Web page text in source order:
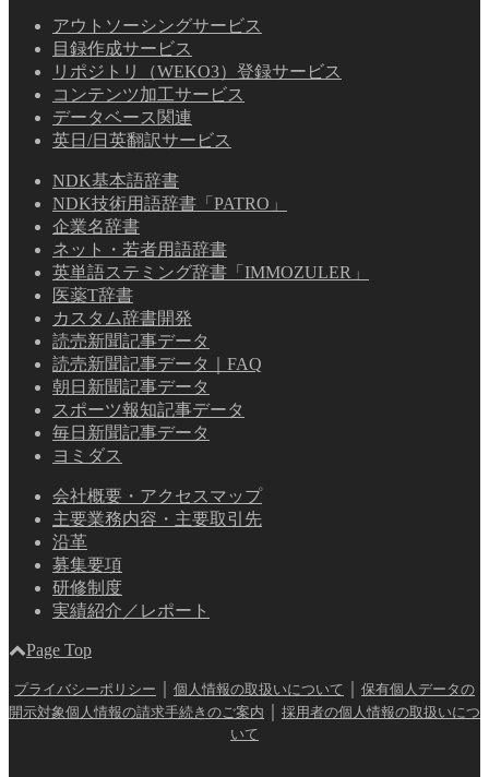
アウトソーシングサービス
目録作成サービス
リポジトリ（WEKO3）登録サービス
コンテンツ加工サービス
データベース関連
英日/日英翻訳サービス
NDK基本語辞書
NDK技術用語辞書「PATRO」
企業名辞書
ネット・若者用語辞書
英単語ステミング辞書「IMMOZULER」
医薬T辞書
カスタム辞書開発
読売新聞記事データ
読売新聞記事データ｜FAQ
朝日新聞記事データ
スポーツ報知記事データ
毎日新聞記事データ
ヨミダス
会社概要・アクセスマップ
主要業務内容・主要取引先
沿革
募集要項
研修制度
実績紹介／レポート
Page Top
プライバシーポリシー 個人情報の取扱いについて
保有個人データの
開示対象個人情報の請求手続きのご案内
採用者の個人情報の取扱いにつ
いて